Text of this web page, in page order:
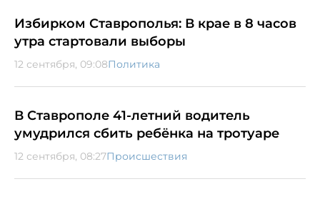
Избирком Ставрополья: В крае в 8 часов
утра стартовали выборы
12 сентября, 09:08Политика
В Ставрополе 41-летний водитель
умудрился сбить ребёнка на тротуаре
12 сентября, 08:27Происшествия